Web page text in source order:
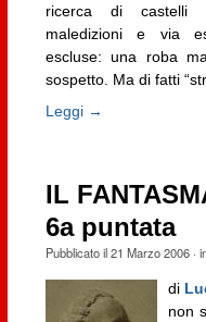
ricerca di castelli
maledizioni e via
escluse: una roba
sospetto. Ma di fatti
Leggi →
IL
6a puntata
Pubblicato il21 Marzo 2006·
di
non